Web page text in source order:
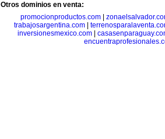
Otros dominios en venta:
promocionproductos.com|
trabajosargentina.com
inversionesmexico.com